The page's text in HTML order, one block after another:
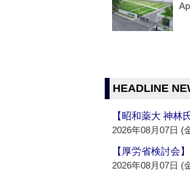
HEADLINE
【昭和薬大 神林
2026年08月07日 (
【厚労省検討会
2026年08月07日 (